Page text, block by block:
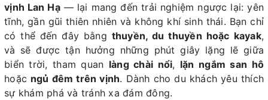
vịnh Lan Hạ— lại mang đến trải nghiệm ngược lại: yên
tĩnh, gần gũi thiên nhiên và không khí sinh thái. Bạn chỉ
có thể đến đây bằng thuyền, du thuyền hoặc kayak,
và sẽ được tận hưởng những phút giây lặng lẽ giữa
biển trời, tham quan làng chài nổi, lặn ngắm san hô
hoặc ngủ đêm trên vịnh. Dành cho du khách yêu thích
sự khám phá và tránh xa đám đông.